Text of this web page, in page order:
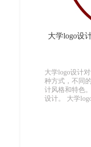
大学logo设
大学logo设计
种方式，不同
计风格和特色
设计。 大学